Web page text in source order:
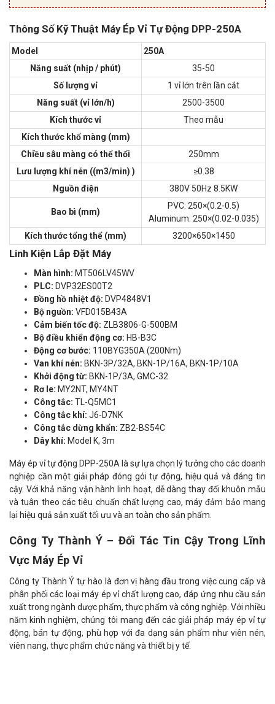
Thông Số Kỹ Thuật Máy Ép Vỉ Tự Động DPP-250A
Model
250A
Năng suất (nhịp / phút)
35-50
Số lượng vỉ
1 vỉ lớn trên lần cắt
Năng suất (vỉ lớn/h)
2500-3500
Kích thước vỉ
Theo mẫu
Kích thước khổ màng (mm)
Chiều sâu màng có thể thổi
250mm
Lưu lượng khí nén ((m3/min) )
≥0.38
Nguồn điện
380V 50Hz 8.5KW
Bao bì (mm)
PVC: 250×(0.2-0.5)
Aluminum: 250×(0.02-0.035)
Kích thước tổng thể (mm)
3200×650×1450
Linh Kiện Lắp Đặt Máy
Màn hình: MT506LV45WV
PLC: DVP32ES00T2
Đồng hồ nhiệt độ: DVP4848V1
Bộ nguồn: VFD015B43A
Cảm biến tốc độ: ZLB3806-G-500BM
Bộ điều khiển động cơ: HB-B3C
Động cơ bước: 110BYG350A (200Nm)
Van khí nén: BKN-3P/32A, BKN-1P/16A, BKN-1P/10A
Khởi động từ: BKN-1P/3A, GMC-32
Rơ le: MY2NT, MY4NT
Công tắc: TL-Q5MC1
Công tắc khí: J6-D7NK
Công tắc dừng khẩn: ZB2-BS54C
Dây khí: Model K, 3m
Máy ép vỉ tự động DPP-250A là sự lựa chọn lý tưởng cho các doanh
nghiệp cần một giải pháp đóng gói tự động, hiệu quả và đáng tin
cậy. Với khả năng vận hành linh hoạt, dễ dàng thay đổi khuôn mẫu
và tuân theo các tiêu chuẩn chất lượng cao, máy đảm bảo mang
lại hiệu quả sản xuất tối ưu và an toàn cho sản phẩm.
Công Ty Thành Ý – Đối Tác Tin Cậy Trong Lĩnh
Vực Máy Ép Vỉ
Công ty Thành Ý tự hào là đơn vị hàng đầu trong việc cung cấp và
phân phối các loại máy ép vỉ chất lượng cao, đáp ứng nhu cầu sản
xuất trong ngành dược phẩm, thực phẩm và công nghiệp. Với nhiều
năm kinh nghiệm, chúng tôi mang đến các giải pháp máy ép vỉ tự
động, bán tự động, phù hợp với đa dạng sản phẩm như viên nén,
viên nang, thực phẩm chức năng và thiết bị y tế.